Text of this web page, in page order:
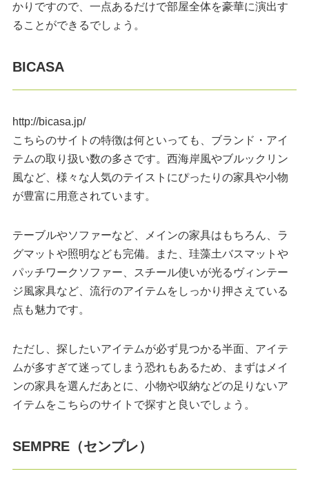
かりですので、一点あるだけで部屋全体を豪華に演出す
ることができるでしょう。
BICASA
http://bicasa.jp/
こちらのサイトの特徴は何といっても、ブランド・アイ
テムの取り扱い数の多さです。西海岸風やブルックリン
風など、様々な人気のテイストにぴったりの家具や小物
が豊富に用意されています。
テーブルやソファーなど、メインの家具はもちろん、ラ
グマットや照明なども完備。また、珪藻土バスマットや
パッチワークソファー、スチール使いが光るヴィンテー
ジ風家具など、流行のアイテムをしっかり押さえている
点も魅力です。
ただし、探したいアイテムが必ず見つかる半面、アイテ
ムが多すぎて迷ってしまう恐れもあるため、まずはメイ
ンの家具を選んだあとに、小物や収納などの足りないア
イテムをこちらのサイトで探すと良いでしょう。
SEMPRE（センプレ）